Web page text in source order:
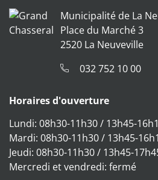
Municipalité de La
Place du Marché 3
2520 La Neuveville
032 752 10 00
Horaires d'ouverture
Lundi: 08h30-11h30 / 13h45-
Mardi: 08h30-11h30 / 13h45-
Jeudi: 08h30-11h30 / 13h45-
Mercredi et vendredi: fermé